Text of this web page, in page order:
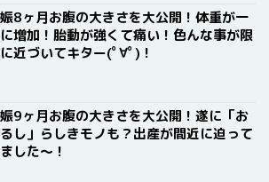
8ヶ月お腹の大きさを大公開！体重が一
増加！胎動が強くて痛い！色んな事が限
近づいてキター(ﾟ∀ﾟ)！
9ヶ月お腹の大きさを大公開！遂に「お
し」らしきモノも？出産が間近に迫って
した〜！